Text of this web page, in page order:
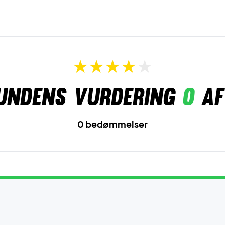
vurdering 0af
0 bedømmelser